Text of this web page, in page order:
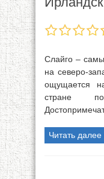
Слайго –
на северо-
ощущается
стране
Читать далее